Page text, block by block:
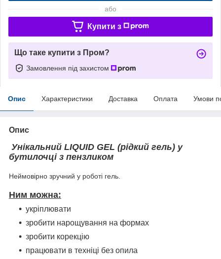
або
Купити з
Що таке купити з Пром?
Замовлення під захистом
Опис Характеристики Доставка Оплата Умови
Опис
Унікальний LIQUID GEL (рідкий гель) у
бутилочці з пензликом
Неймовірно зручний у роботі гель.
Ним можна:
укріплювати
зробити нарощування на формах
зробити корекцію
працювати в техніці без опила